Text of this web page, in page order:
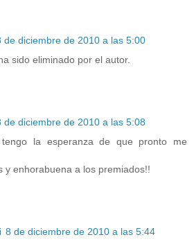
de diciembre de 2010 a las 5:00
sido eliminado por el autor.
de diciembre de 2010 a las 5:08
tengo la esperanza de que pronto me
y enhorabuena a los premiados!!
8 de diciembre de 2010 a las 5:44